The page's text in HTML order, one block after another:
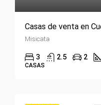
Casas de venta en
Misicata
3 2.5 2
CASAS